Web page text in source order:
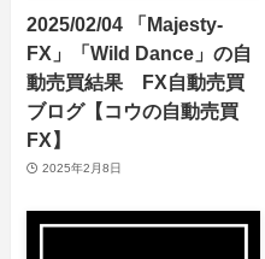
2025/02/04 「Majesty-
FX」「Wild Dance」の自
動売買結果 FX自動売買
ブログ【コウの自動売買
FX】
2025年2月8日